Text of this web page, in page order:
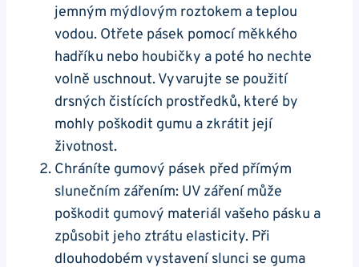
jemným ⁣mýdlovým roztokem a teplou
vodou. Otřete pásek pomocí měkkého
hadříku nebo houbičky a​ poté ⁣ho nechte
volně uschnout. Vyvarujte se použití
drsných‍ čistících prostředků, které ⁣by⁢
mohly poškodit gumu a zkrátit její
životnost.
Chráníte gumový pásek před ‍přímým
slunečním zářením:⁤ UV záření může
poškodit gumový ⁢materiál vašeho pásku ​a
způsobit ⁤jeho ztrátu elasticity. Při
dlouhodobém vystavení slunci se guma